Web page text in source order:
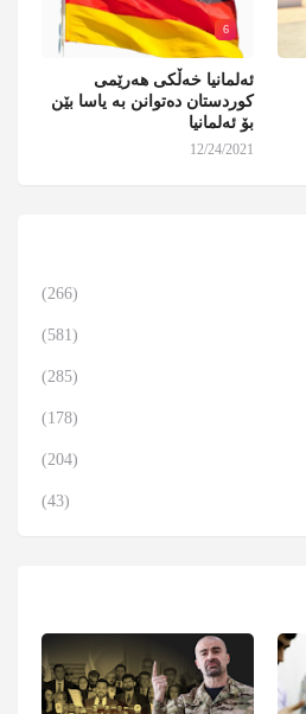
6
ئەلمانیا خەڵکی هەرێمی
کوردستان دەتوانن بە یاسا بێن
بۆ ئەلمانیا
12/24/2021
(266)
(581)
(285)
(178)
(204)
(43)